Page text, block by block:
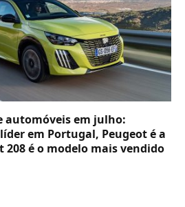
automóveis em julho:
em Portugal, Peugeot é a
208 é o modelo mais vendido